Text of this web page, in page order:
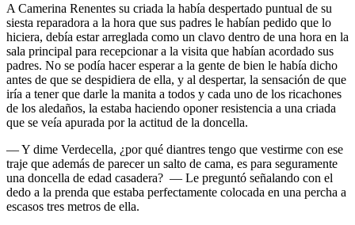
A Camerina Renentes su criada la había despertado puntual de su
siesta reparadora a la hora que sus padres le habían pedido que lo
hiciera, debía estar arreglada como un clavo dentro de una hora en la
sala principal para recepcionar a la visita que habían acordado sus
padres. No se podía hacer esperar a la gente de bien le había dicho
antes de que se despidiera de ella, y al despertar, la sensación de que
iría a tener que darle la manita a todos y cada uno de los ricachones
de los aledaños, la estaba haciendo oponer resistencia a una criada
que se veía apurada por la actitud de la doncella.
— Y dime Verdecella, ¿por qué diantres tengo que vestirme con ese
traje que además de parecer un salto de cama, es para seguramente
una doncella de edad casadera? — Le preguntó señalando con el
dedo a la prenda que estaba perfectamente colocada en una percha a
escasos tres metros de ella.